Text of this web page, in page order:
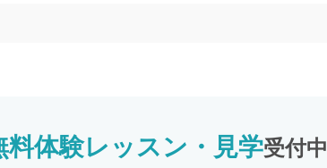
料体験レッスン・見学受付中